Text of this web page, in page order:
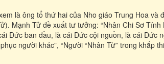
là ông tổ thứ hai của Nho giáo Trung Hoa và
Mạnh Tử đề xuất tư tưởng: “Nhân Chi Sơ Tính
Đức ban đầu, là cái Đức cội nguồn, là cái Đức
người khác”, “Người “Nhân Từ” trong khắp